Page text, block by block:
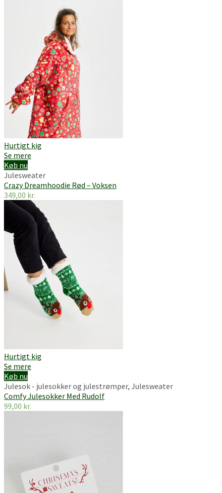
Hurtigt kig
Se mere
Køb nu
Julesweater
Crazy Dreamhoodie Rød – Voksen
349,00 kr.
Hurtigt kig
Se mere
Køb nu
Julesok - julesokker og julestrømper, Julesweater
Comfy Julesokker Med Rudolf
99,00 kr.